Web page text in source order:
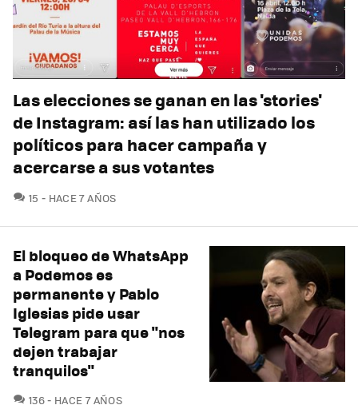
Las elecciones se ganan en las 'stories'
de Instagram: así las han utilizado los
políticos para hacer campaña y
acercarse a sus votantes
15 COMENTARIOS
HACE 7 AÑOS
El bloqueo de WhatsApp
a Podemos es
permanente y Pablo
Iglesias pide usar
Telegram para que "nos
dejen trabajar
tranquilos"
136COMENTARIOS
HACE 7 AÑOS